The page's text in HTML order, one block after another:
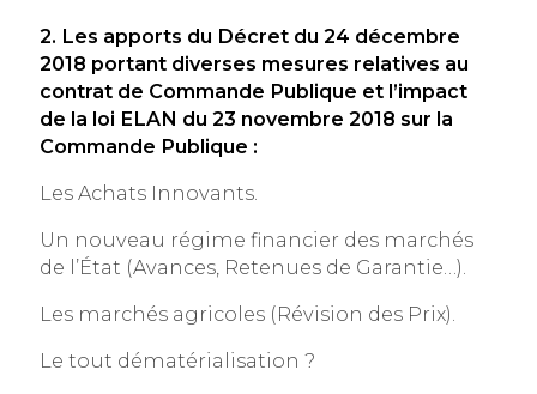
2. Les apports du Décret du 24 décembre
2018 portant diverses mesures relatives au
contrat de Commande Publique et l’impact
de la loi ELAN du 23 novembre 2018 sur la
Commande Publique :
Les Achats Innovants.
Un nouveau régime financier des marchés
de l’État (Avances, Retenues de Garantie…).
Les marchés agricoles (Révision des Prix).
Le tout dématérialisation ?